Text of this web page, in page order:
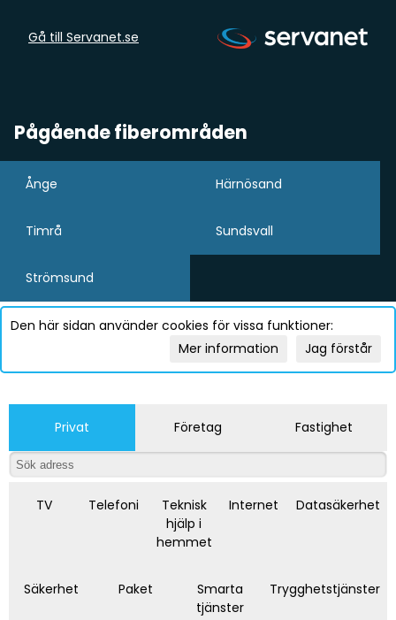
Gå till Servanet.se
Pågående fiberområden
Ånge Härnösand
Timrå Sundsvall
Strömsund
Den här sidan använder cookies för vissa funktioner:
Jag förstår
Mer information
Privat Företag Fastighet
TV Telefoni
Teknisk
hjälp i
hemmet
Internet Datasäkerhet
Säkerhet Paket
Smarta
tjänster
Trygghetstjänster